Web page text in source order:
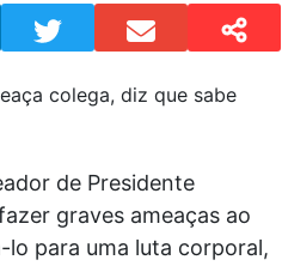
de Presidente
graves ameaças ao
lo para uma luta corporal,